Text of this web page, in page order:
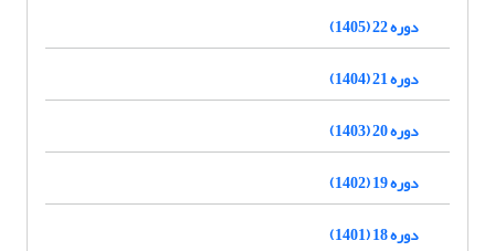
دوره 22 (1405)
دوره 21 (1404)
دوره 20 (1403)
دوره 19 (1402)
دوره 18 (1401)